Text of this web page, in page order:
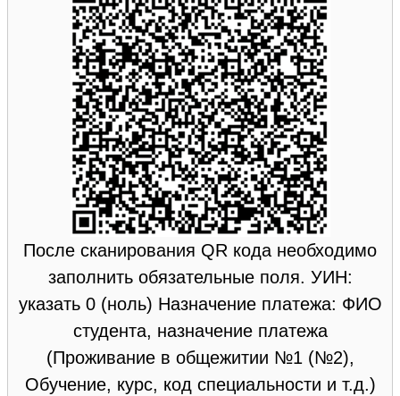
После сканирования QR кода необходимо
заполнить обязательные поля. УИН:
указать 0 (ноль) Назначение платежа: ФИО
студента, назначение платежа
(Проживание в общежитии №1 (№2),
Обучение, курс, код специальности и т.д.)